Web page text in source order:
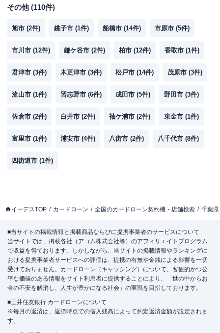
その他(110件)
旭市 (2件) 銚子市 (1件) 船橋市 (14件) 市原市 (5件)
市川市 (12件) 鎌ケ谷市 (2件) 柏市 (12件) 香取市 (1件)
君津市 (3件) 木更津市 (3件) 松戸市 (14件) 茂原市 (3件)
流山市 (1件) 習志野市 (6件) 成田市 (5件) 野田市 (3件)
佐倉市 (2件) 白井市 (2件) 袖ケ浦市 (2件) 東金市 (1件)
富里市 (1件) 浦安市 (4件) 八街市 (2件) 八千代市 (8件)
四街道市 (1件)
イーデスTOP カードローン 全国のカードローン契約機・店舗検索 千葉県
■当サイトの掲載情報と掲載商品ならびに提携事業者のサービスについて
当サイトでは、掲載各社（アコム株式会社等）のアフィリエイトプログラム
で収益を得ております。しかしながら、当サイトの掲載情報やランキングに
おける提携事業者サービスへの評価は、提携の有無や金銭による影響を一切
受けておりません。カードローン（キャッシング）について、客観的かつ公
平な価値のある情報をサイト利用者に提供することにより、「世の中からお
金の不安を解消し、人生が豊かになる社会」の実現を目指しております。
■三井住友銀行 カードローンについて
※毎月の返済は、返済時点での借入残高によって約定返済金額が設定されま
す。